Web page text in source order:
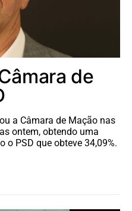
de
a Câmara de Mação nas
ontem, obtendo uma
o PSD que obteve 34,09%.